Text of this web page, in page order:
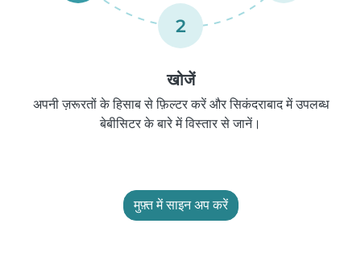
2
खोजें
अपनी ज़रूरतों के हिसाब से फ़िल्टर करें और सिकंदराबाद में उपलब्ध
बेबीसिटर के बारे में विस्तार से जानें।
मुफ़्त में साइन अप करें